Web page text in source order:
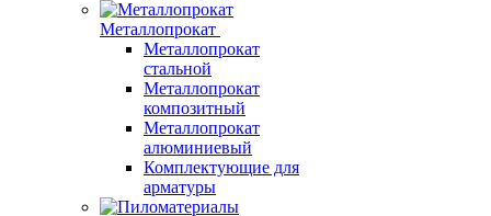
Металлопрокат
Металлопрокат
стальной
Металлопрокат
композитный
Металлопрокат
алюминиевый
Комплектующие для
арматуры